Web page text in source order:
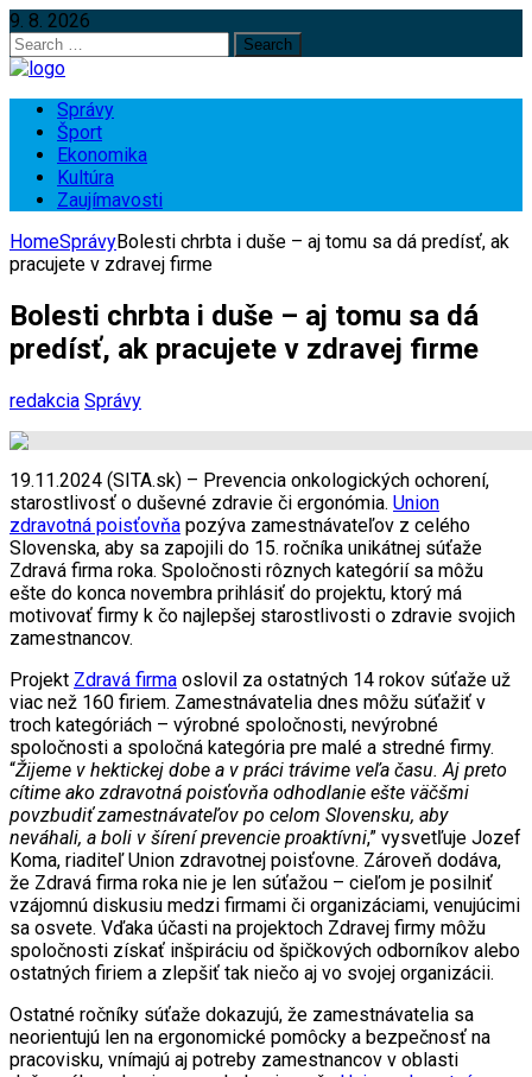
9. 8. 2026
Search
for:
Správy
Šport
Ekonomika
Kultúra
Zaujímavosti
HomeSprávyBolesti chrbta i duše – aj tomu sa dá predísť, ak
pracujete v zdravej firme
Bolesti chrbta i duše – aj tomu sa dá
predísť, ak pracujete v zdravej firme
redakcia Správy
19.11.2024 (SITA.sk) – Prevencia onkologických ochorení,
starostlivosť o duševné zdravie či ergonómia. Union
zdravotná poisťovňa pozýva zamestnávateľov z celého
Slovenska, aby sa zapojili do 15. ročníka unikátnej súťaže
Zdravá firma roka. Spoločnosti rôznych kategórií sa môžu
ešte do konca novembra prihlásiť do projektu, ktorý má
motivovať firmy k čo najlepšej starostlivosti o zdravie svojich
zamestnancov.
Projekt Zdravá firma oslovil za ostatných 14 rokov súťaže už
viac než 160 firiem. Zamestnávatelia dnes môžu súťažiť v
troch kategóriách – výrobné spoločnosti, nevýrobné
spoločnosti a spoločná kategória pre malé a stredné firmy.
“Žijeme v hektickej dobe a v práci trávime veľa času. Aj preto
cítime ako zdravotná poisťovňa odhodlanie ešte väčšmi
povzbudiť zamestnávateľov po celom Slovensku, aby
neváhali, a boli v šírení prevencie proaktívni,” vysvetľuje Jozef
Koma, riaditeľ Union zdravotnej poisťovne. Zároveň dodáva,
že Zdravá firma roka nie je len súťažou – cieľom je posilniť
vzájomnú diskusiu medzi firmami či organizáciami, venujúcimi
sa osvete. Vďaka účasti na projektoch Zdravej firmy môžu
spoločnosti získať inšpiráciu od špičkových odborníkov alebo
ostatných firiem a zlepšiť tak niečo aj vo svojej organizácii.
Ostatné ročníky súťaže dokazujú, že zamestnávatelia sa
neorientujú len na ergonomické pomôcky a bezpečnosť na
pracovisku, vnímajú aj potreby zamestnancov v oblasti